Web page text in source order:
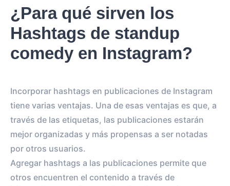
¿Para qué sirven los
Hashtags de standup
comedy en Instagram?
Incorporar hashtags en publicaciones de Instagram
tiene varias ventajas. Una de esas ventajas es que, a
través de las etiquetas, las publicaciones estarán
mejor organizadas y más propensas a ser notadas
por otros usuarios.
Agregar hashtags a las publicaciones permite que
otros encuentren el contenido a través de